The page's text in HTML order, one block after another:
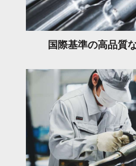
国際基準の高品質